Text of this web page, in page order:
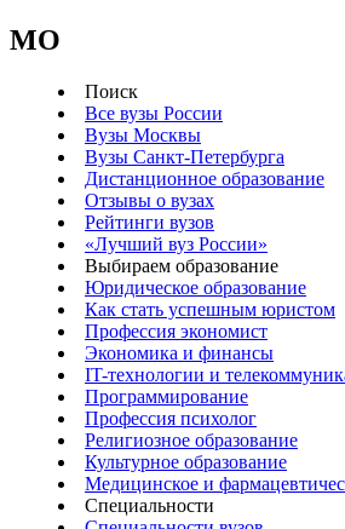
MO
Поиск
Все вузы России
Вузы Москвы
Вузы Санкт-Петербурга
Дистанционное образование
Отзывы о вузах
Рейтинги вузов
«Лучший вуз России»
Выбираем образование
Юридическое образование
Как стать успешным юристом
Профессия экономист
Экономика и финансы
IT-технологии и
Программирование
Профессия психолог
Религиозное образование
Культурное образование
Медицинское и
Специальности